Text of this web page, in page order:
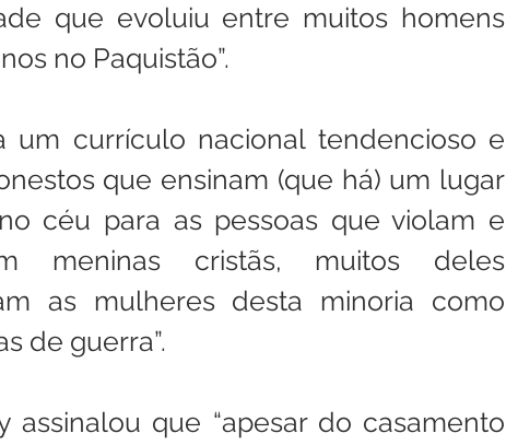
que evoluiu entre muitos homens
no Paquistão”.
um currículo nacional tendencioso e
que ensinam (que há) um lugar
céu para as pessoas que violam e
meninas cristãs, muitos deles
as mulheres desta minoria como
de guerra”.
assinalou que “apesar do casamento